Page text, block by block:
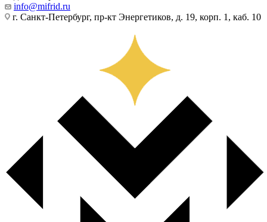
info@mifrid.ru
г. Санкт-Петербург, пр-кт Энергетиков, д. 19, корп. 1, каб. 10